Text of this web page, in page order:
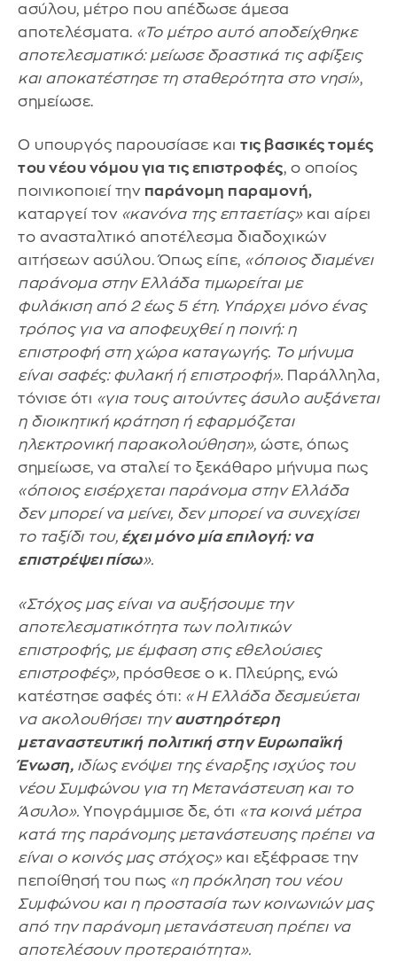
ασύλου, μέτρο που απέδωσε άμεσα
αποτελέσματα. «Το μέτρο αυτό αποδείχθηκε
αποτελεσματικό: μείωσε δραστικά τις αφίξεις
και αποκατέστησε τη σταθερότητα στο νησί»,
σημείωσε.
Ο υπουργός παρουσίασε και τις βασικές τομές
του νέου νόμου για τις επιστροφές, ο οποίος
ποινικοποιεί την παράνομη παραμονή,
καταργεί τον «κανόνα της επταετίας»και αίρει
το ανασταλτικό αποτέλεσμα διαδοχικών
αιτήσεων ασύλου. Όπως είπε, «όποιος διαμένει
παράνομα στην Ελλάδα τιμωρείται με
φυλάκιση από 2 έως 5 έτη. Υπάρχει μόνο ένας
τρόπος για να αποφευχθεί η ποινή: η
επιστροφή στη χώρα καταγωγής. Το μήνυμα
είναι σαφές: φυλακή ή επιστροφή». Παράλληλα,
τόνισε ότι «για τους αιτούντες άσυλο αυξάνεται
η διοικητική κράτηση ή εφαρμόζεται
ηλεκτρονική παρακολούθηση», ώστε, όπως
σημείωσε, να σταλεί το ξεκάθαρο μήνυμα πως
«όποιος εισέρχεται παράνομα στην Ελλάδα
δεν μπορεί να μείνει, δεν μπορεί να συνεχίσει
το ταξίδι του, έχει μόνο μία επιλογή: να
επιστρέψει πίσω».
«Στόχος μας είναι να αυξήσουμε την
αποτελεσματικότητα των πολιτικών
επιστροφής, με έμφαση στις εθελούσιες
επιστροφές», πρόσθεσε ο κ. Πλεύρης, ενώ
κατέστησε σαφές ότι: «Η Ελλάδα δεσμεύεται
να ακολουθήσει τηναυστηρότερη
μεταναστευτική πολιτική στην Ευρωπαϊκή
Ένωση, ιδίως ενόψει της έναρξης ισχύος του
νέου Συμφώνου για τη Μετανάστευση και το
Άσυλο». Υπογράμμισε δε, ότι «τα κοινά μέτρα
κατά της παράνομης μετανάστευσης πρέπει να
είναι ο κοινός μας στόχος»και εξέφρασε την
πεποίθησή του πως «η πρόκληση του νέου
Συμφώνου και η προστασία των κοινωνιών μας
από την παράνομη μετανάστευση πρέπει να
αποτελέσουν προτεραιότητα».